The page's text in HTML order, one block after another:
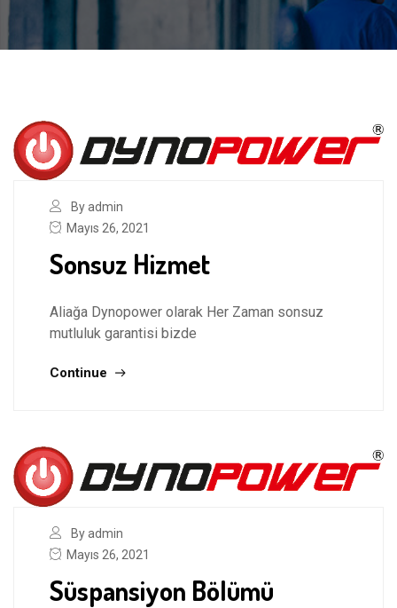
By admin
Mayıs 26, 2021
Sonsuz Hizmet
Aliağa Dynopower olarak Her Zaman sonsuz
mutluluk garantisi bizde
Continue
By admin
Mayıs 26, 2021
Süspansiyon Bölümü